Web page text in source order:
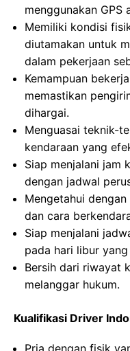
menggunakan GPS
Memiliki kondisi
diutamakan untuk
dalam pekerjaan
Kemampuan
memastikan
dihargai.
Menguasai teknik-
kendaraan yang
Siap menjalani jam
dengan jadwal
Mengetahui
dan cara
Siap menjalani
pada hari libur
Bersih dari riwayat
melanggar hukum.
Kualifikasi Driver
Pria dengan fisik